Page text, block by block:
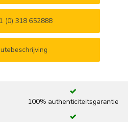
(0) 318 652888
100% authenticiteitsgarantie